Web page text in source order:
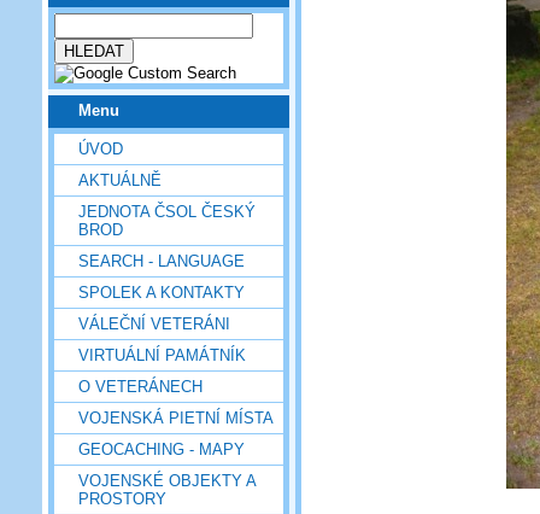
Menu
ÚVOD
AKTUÁLNĚ
JEDNOTA ČSOL ČESKÝ
BROD
SEARCH - LANGUAGE
SPOLEK A KONTAKTY
VÁLEČNÍ VETERÁNI
VIRTUÁLNÍ PAMÁTNÍK
O VETERÁNECH
VOJENSKÁ PIETNÍ MÍSTA
GEOCACHING - MAPY
VOJENSKÉ OBJEKTY A
PROSTORY